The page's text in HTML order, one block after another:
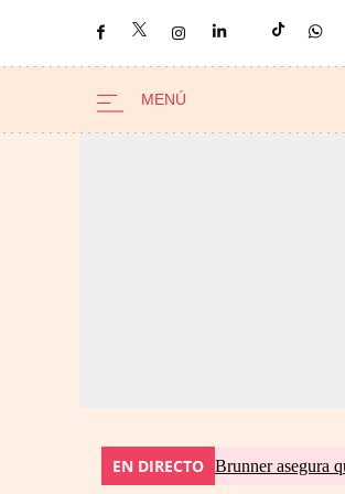
EN DIRECTO Brunner asegura